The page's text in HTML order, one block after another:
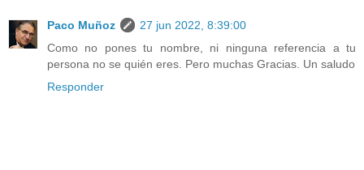
Paco Muñoz
27 jun 2022, 8:39:00
Como no pones tu nombre, ni ninguna referencia a tu
persona no se quién eres. Pero muchas Gracias. Un saludo
Responder